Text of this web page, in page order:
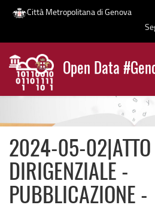
Salta
contenuto
principale
Città Metropolitana di Genova
Open Data
News
2024-05-02|ATTO
DIRIGENZIALE -
PUBBLICAZIONE -